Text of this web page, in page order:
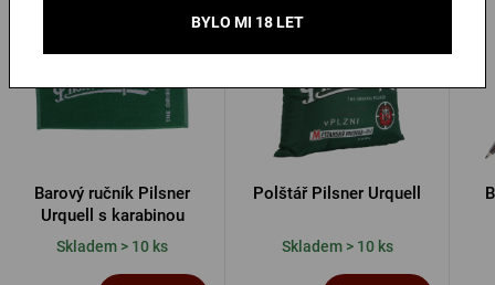
Barový ručník Pilsner
Urquell s karabinou
Skladem > 10 ks
Polštář Pilsner Urquell
Skladem > 10 ks
BYLO MI 18 LET